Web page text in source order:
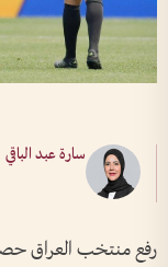
سارة عبد الباقي